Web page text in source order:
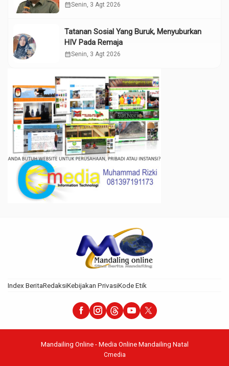
calendar_monthSenin, 3 Agt 2026
Tatanan Sosial Yang Buruk, Menyuburkan
HIV Pada Remaja
calendar_monthSenin, 3 Agt 2026
Index BeritaRedaksiKebijakan PrivasiKode Etik
Mandailing Online - Media Online Mandailing Natal
Cmedia